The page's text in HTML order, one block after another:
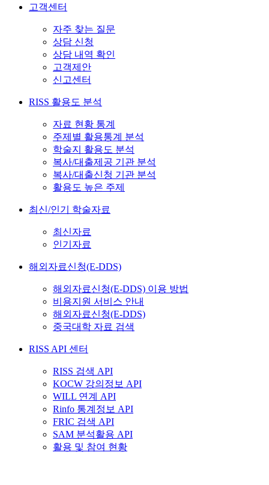
고객센터
자주 찾는 질문
상담 신청
상담 내역 확인
고객제안
신고센터
RISS 활용도 분석
자료 현황 통계
주제별 활용통계 분석
학술지 활용도 분석
복사/대출제공 기관 분석
복사/대출신청 기관 분석
활용도 높은 주제
최신/인기 학술자료
최신자료
인기자료
해외자료신청(E-DDS)
해외자료신청(E-DDS) 이용 방법
비용지원 서비스 안내
해외자료신청(E-DDS)
중국대학 자료 검색
RISS API 센터
RISS 검색 API
KOCW 강의정보 API
WILL 연계 API
Rinfo 통계정보 API
FRIC 검색 API
SAM 분석활용 API
활용 및 참여 현황